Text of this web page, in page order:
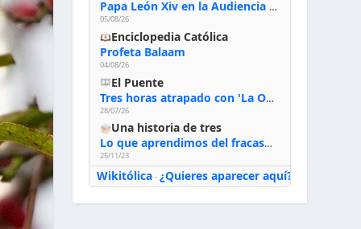
Papa León Xiv en la Audiencia General, 5-8-2026: «Dios en el primer puesto; la oración, nuestra primera obligación; la liturgia, la primera fuente de la vida divina que se nos comunica, la primera escuela de nuestra vida espiritual»
05/08/26
Enciclopedia Católica
Profeta Balaam
04/08/26
El Puente
Tres horas atrapado con 'La Odisea' de Nolan
28/07/26
Una historia de tres
Lo que aprendimos del fracaso al emprender
25/11/23
Wikitólica· ¿Quieres aparecer aquí?